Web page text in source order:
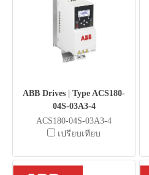
ABB Drives | Type ACS180-
04S-03A3-4
ACS180-04S-03A3-4
เปรียบเทียบ